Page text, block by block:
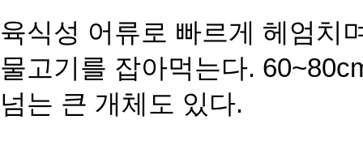
육식성 어류로 빠르게 헤엄치
물고기를 잡아먹는다.
넘는 큰 개체도 있다.